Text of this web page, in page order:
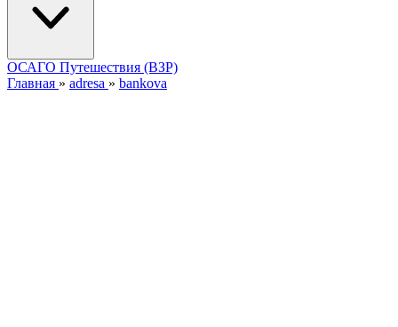
ОСАГО Путешествия (ВЗР)
Главная » adresa » bankova